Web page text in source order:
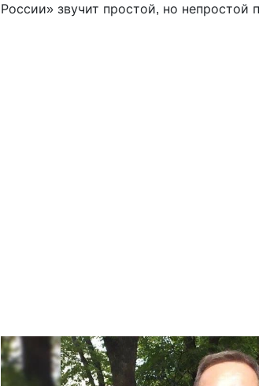
России» звучит простой, но непростой